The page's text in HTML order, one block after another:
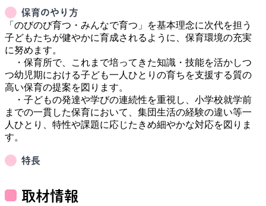
保育のやり方
「のびのび育つ・みんなで育つ」を基本理念に次代を担う
子どもたちが健やかに育成されるように、保育環境の充実
に努めます。
・保育所で、これまで培ってきた知識・技能を活かしつ
つ幼児期における子ども一人ひとりの育ちを支援する質の
高い保育の提案を図ります。
・子どもの発達や学びの連続性を重視し、小学校就学前
までの一貫した保育において、集団生活の経験の違い等一
人ひとり、特性や課題に応じたきめ細やかな対応を図りま
特長
取材情報